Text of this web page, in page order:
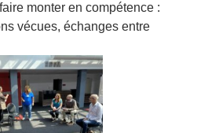
monter en compétence :
vécues, échanges entre